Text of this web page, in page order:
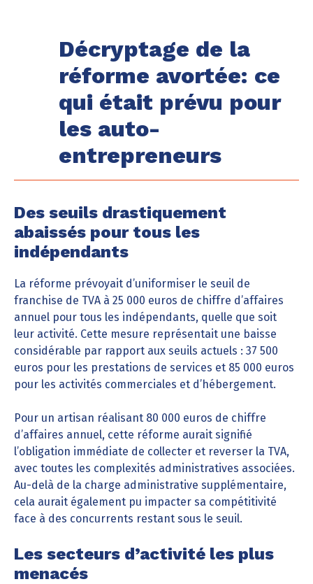
Décryptage de la
réforme avortée: ce
qui était prévu pour
les auto-
entrepreneurs
Des seuils drastiquement
abaissés pour tous les
indépendants
La réforme prévoyait d’uniformiser le seuil de
franchise de TVA à 25 000 euros de chiffre d’affaires
annuel pour tous les indépendants, quelle que soit
leur activité. Cette mesure représentait une baisse
considérable par rapport aux seuils actuels : 37 500
euros pour les prestations de services et 85 000 euros
pour les activités commerciales et d’hébergement.
Pour un artisan réalisant 80 000 euros de chiffre
d’affaires annuel, cette réforme aurait signifié
l’obligation immédiate de collecter et reverser la TVA,
avec toutes les complexités administratives associées.
Au-delà de la charge administrative supplémentaire,
cela aurait également pu impacter sa compétitivité
face à des concurrents restant sous le seuil.
Les secteurs d’activité les plus
menacés